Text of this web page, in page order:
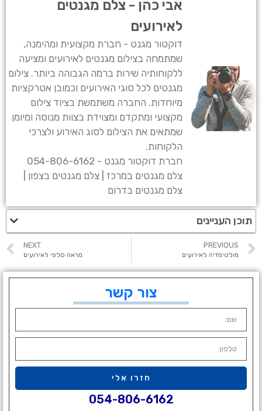
אבי כהן - צלם מגנטים
לאירועים
דוקטור מגנט - חברת מקצועית ומהימנה,
שמתמחה בצילום מגנטים לאירועים ומציעה
ללקוחותיה שירות ברמה הגבוהה ביותר. צילום
מגנטים לכל סוגי האירועים וכמובן אטרקציות
מיוחדות. החברה משתמשת בציוד צילום
מקצועי ומתקדם ומצוידת בצוות מנוסה ומיומן
שמתאים את הצילום לסוג האירוע ולצרכי
הלקוחות.
חברת דוקטור מגנט - 054-806-6162
צלם מגנטים במרכז | צלם מגנטים בצפון |
צלם מגנטים בדרום
תוכן העניינים
PREVIOUS
מולטימדיה לאירועים
NEXT
מראה סלפי לאירועים
צור קשר
חזרו אלי
054-806-6162